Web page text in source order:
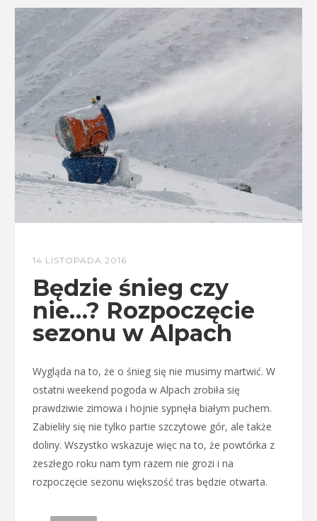
14 LISTOPADA 2016
Będzie śnieg czy
nie…? Rozpoczęcie
sezonu w Alpach
Wygląda na to, że o śnieg się nie musimy martwić. W
ostatni weekend pogoda w Alpach zrobiła się
prawdziwie zimowa i hojnie sypnęła białym puchem.
Zabieliły się nie tylko partie szczytowe gór, ale także
doliny. Wszystko wskazuje więc na to, że powtórka z
zeszłego roku nam tym razem nie grozi i na
rozpoczęcie sezonu większość tras będzie otwarta.